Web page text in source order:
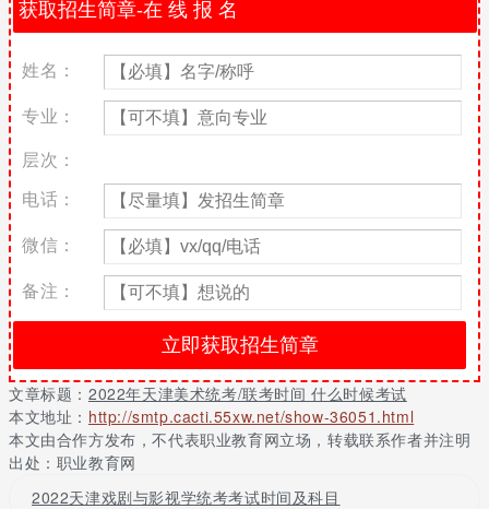
戏剧与影视学类：2021年12月11日
舞蹈学类（不含体育舞蹈）：2021年12月11日—12日
体育舞蹈专业（不含啦啦操）：2021年12月11日—12日
播音与主持艺术专业：2021年12月11日—12日
音乐类：2021年12月11日—12日
天津美术统考/联考考试内容
美术与设计学类考试科目为速写、素描和色彩，每科100分，总分
300分。各科目考试范围、内容及要求见《天津市艺术类专业统一
考试美术与设计学类专业考试大纲》。
美术与设计学类市级统考涵盖美术学、绘画、中国画、雕塑、动
画、艺术设计学、视觉传达设计、环境设计、产品设计、服装与服
饰设计、公共艺术、工艺美术、戏剧影视美术设计等专业，以及招
生院校要求参加市级统考的其他美术与设计学类专业。
提示：摄影、书法学、数字媒体艺术等本科专业是否按美术与设计
学类专业招生以招生院校公布为准。招生院校如按美术与设计学类
专业招生，对市级统考成绩有要求，考生必须参加市级统考。
姓名：
专业：
层次：
电话：
微信：
备注：
文章标题： 2022年天津美术统考/联考时间 什么时候考试
本文地址： http://smtp.cacti.55xw.net/show-36051.html
本文由合作方发布，不代表职业教育网立场，转载联系作者并注明
出处：职业教育网
2022天津戏剧与影视学统考考试时间及科目